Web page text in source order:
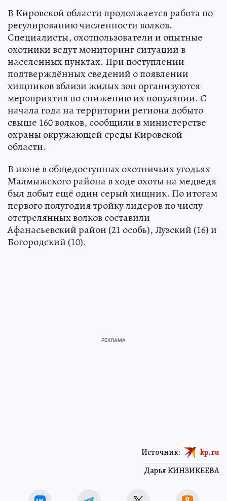
В Кировской области продолжается работа по
регулированию численности волков.
Специалисты, охотпользователи и опытные
охотники ведут мониторинг ситуации в
населенных пунктах. При поступлении
подтверждённых сведений о появлении
хищников вблизи жилых зон организуются
мероприятия по снижению их популяции. С
начала года на территории региона добыто
свыше 160 волков, сообщили в министерстве
охраны окружающей среды Кировской
области.
В июне в общедоступных охотничьих угодьях
Малмыжского района в ходе охоты на медведя
был добыт ещё один серый хищник. По итогам
первого полугодия тройку лидеров по числу
отстрелянных волков составили
Афанасьевский район (21 особь), Лузский (16) и
Богородский (10).
Дарья КИНЗИКЕЕВА
Источник: kp.ru